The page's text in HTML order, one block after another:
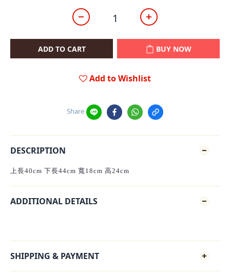
ADD TO CART BUY NOW
Add to Wishlist
Share
DESCRIPTION
上長40cm 下長44cm 寬18cm 高24cm
ADDITIONAL DETAILS
SHIPPING & PAYMENT